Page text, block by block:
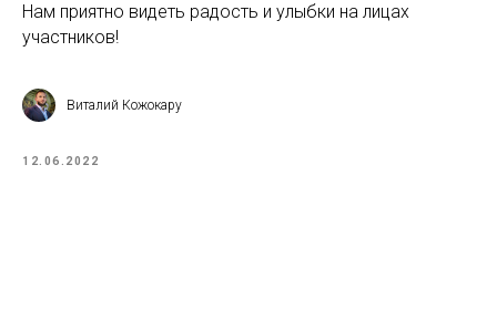
Нам приятно видеть радость и улыбки на лицах
участников!
Виталий Кожокару
12.06.2022